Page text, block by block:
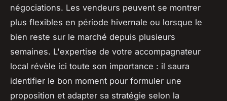
négociations. Les vendeurs peuvent se montrer
plus flexibles en période hivernale ou lorsque le
bien reste sur le marché depuis plusieurs
semaines. L'expertise de votre accompagnateur
local révèle ici toute son importance : il saura
identifier le bon moment pour formuler une
proposition et adapter sa stratégie selon la